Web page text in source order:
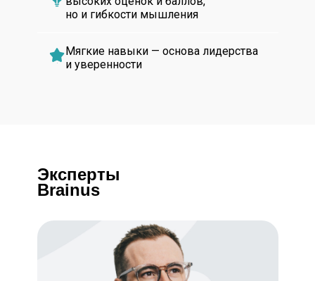
но и гибкости мышления
Мягкие навыки — основа лидерства
и уверенности
Эксперты
Brainus